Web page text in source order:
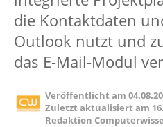
die Kontaktdaten
Outlook nutzt und
das E-Mail-Modul
Veröffentlicht am
Zuletzt aktualisiert am
Redaktion